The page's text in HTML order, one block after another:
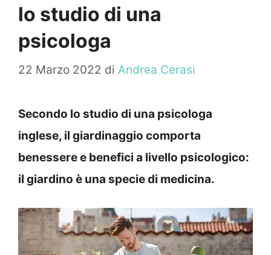
lo studio di una
psicologa
22 Marzo 2022 di Andrea Cerasi
Secondo lo studio di una psicologa
inglese, il giardinaggio comporta
benessere e benefici a livello psicologico:
il giardino è una specie di medicina.